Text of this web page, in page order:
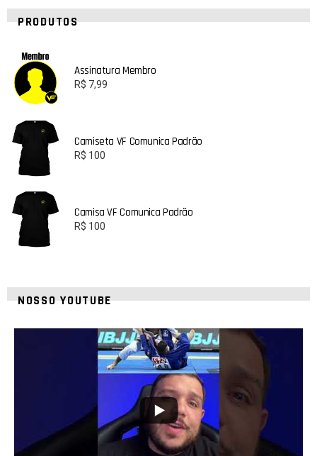
PRODUTOS
Assinatura Membro
R$ 7,99
Camiseta VF Comunica Padrão
R$ 100
Camisa VF Comunica Padrão
R$ 100
NOSSO YOUTUBE